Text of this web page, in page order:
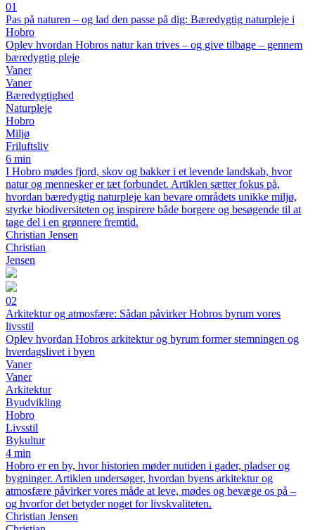
01
Pas på naturen – og lad den passe på dig: Bæredygtig naturpleje i
Hobro
Oplev hvordan Hobros natur kan trives – og give tilbage – gennem
bæredygtig pleje
Vaner
Vaner
Bæredygtighed
Naturpleje
Hobro
Miljø
Friluftsliv
6 min
I Hobro mødes fjord, skov og bakker i et levende landskab, hvor
natur og mennesker er tæt forbundet. Artiklen sætter fokus på,
hvordan bæredygtig naturpleje kan bevare områdets unikke miljø,
styrke biodiversiteten og inspirere både borgere og besøgende til at
tage del i en grønnere fremtid.
Christian Jensen
Christian
Jensen
02
Arkitektur og atmosfære: Sådan påvirker Hobros byrum vores
livsstil
Oplev hvordan Hobros arkitektur og byrum former stemningen og
hverdagslivet i byen
Vaner
Vaner
Arkitektur
Byudvikling
Hobro
Livsstil
Bykultur
4 min
Hobro er en by, hvor historien møder nutiden i gader, pladser og
bygninger. Artiklen undersøger, hvordan byens arkitektur og
atmosfære påvirker vores måde at leve, mødes og bevæge os på –
og hvorfor det betyder noget for livskvaliteten.
Christian Jensen